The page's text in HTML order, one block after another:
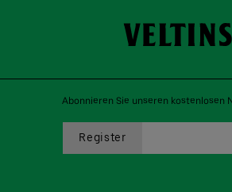
Abonnieren Sie unseren kostenlosen